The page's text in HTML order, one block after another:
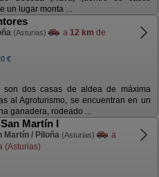
un lugar monta ...
(Asturias) a 12 km de
€
son dos casas de aldea de máxima
al Agroturismo, se encuentran en un
ganadera, rodeado ...
Martín I
Martín / Piloña (Asturias)
a
(Asturias)